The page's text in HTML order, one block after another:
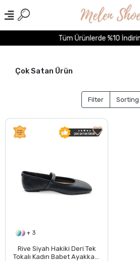
Çok Satan Ürün
Filter Sorting
+ 3
Rive Siyah Hakiki Deri Tek
Tokalı Kadın Babet Ayakkabı